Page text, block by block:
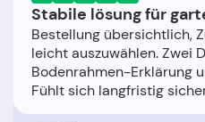
Stabile lösung für
Bestellung übersichtlich,
leicht auszuwählen. Zwei
Bodenrahmen-Erklärung